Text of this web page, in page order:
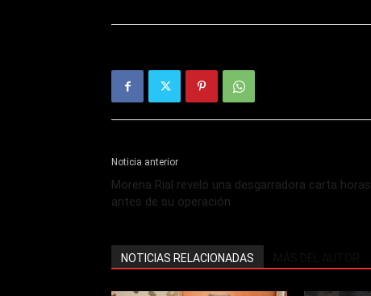
Noticia anterior
Morena Rial reveló una desgarradora carta horas
antes de su operación
NOTICIAS RELACIONADAS